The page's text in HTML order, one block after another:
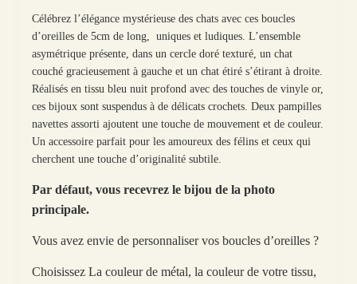
Célébrez l’élégance mystérieuse des chats avec ces boucles
d’oreilles de 5cm de long, uniques et ludiques. L’ensemble
asymétrique présente, dans un cercle doré texturé, un chat
couché gracieusement à gauche et un chat étiré s’étirant à droite.
Réalisés en tissu bleu nuit profond avec des touches de vinyle or,
ces bijoux sont suspendus à de délicats crochets. Deux pampilles
navettes assorti ajoutent une touche de mouvement et de couleur.
Un accessoire parfait pour les amoureux des félins et ceux qui
cherchent une touche d’originalité subtile.
Par défaut, vous recevrez le bijou de la photo
principale.
Vous avez envie de personnaliser vos boucles d’oreilles ?
Choisissez La couleur de métal, la couleur de votre tissu,